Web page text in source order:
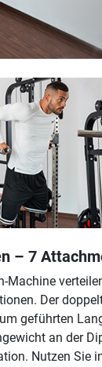
– 7
Machine
Der
geführten
an der
Nutzen Sie